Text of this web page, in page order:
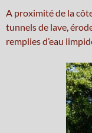
A proximité de la
tunnels de lave,
remplies d’eau